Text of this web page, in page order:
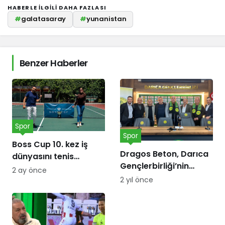
HABERLE ILGILI DAHA FAZLASI
#galatasaray #yunanistan
Benzer Haberler
Boss Cup 10. kez iş
dünyasını tenis
kortunda
Spor
2 ay önce
Dragos Beton, Darıca
Gençlerbirliği’nin
forma göğüs
Spor
2 yıl önce